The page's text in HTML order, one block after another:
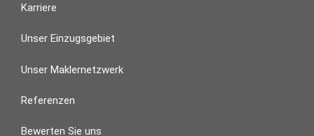
Karriere
Unser Einzugsgebiet
Unser Maklernetzwerk
Referenzen
Bewerten Sie uns